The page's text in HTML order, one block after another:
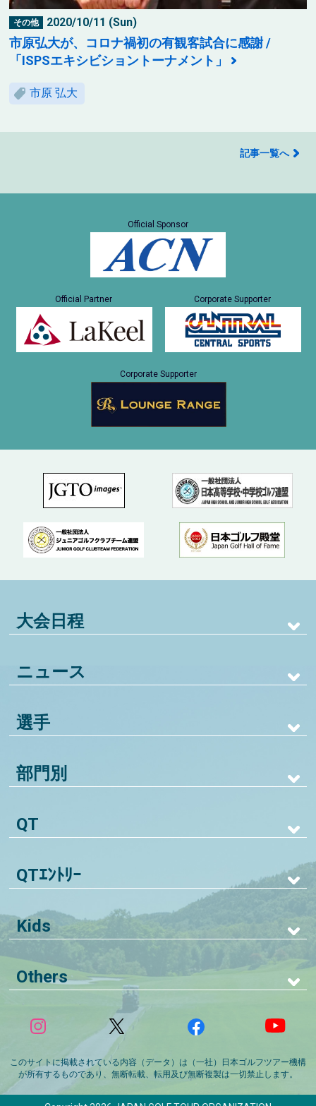
その他 2020/10/11 (Sun)
市原弘大が、コロナ禍初の有観客試合に感謝 /
「ISPSエキシビショントーナメント」
市原 弘大
記事一覧へ
Official Sponsor
Official Partner Corporate Supporter
Corporate Supporter
大会日程
ニュース
選手
部門別
QT
QTｴﾝﾄﾘｰ
Kids
Others
このサイトに掲載されている内容（データ）は（一社）日本ゴルフツアー機構
が所有するものであり、無断転載、転用及び無断複製は一切禁止します。